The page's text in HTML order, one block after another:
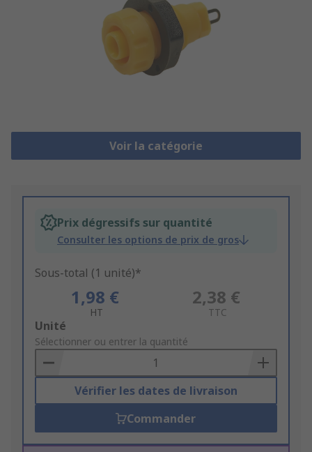
Voir la catégorie
Prix dégressifs sur quantité
Consulter les options de prix de gros
Sous-total (1 unité)*
1,98 €
HT
2,38 €
TTC
Add
to
Basket
Unité
Sélectionner ou entrer la quantité
Vérifier les dates de livraison
Commander